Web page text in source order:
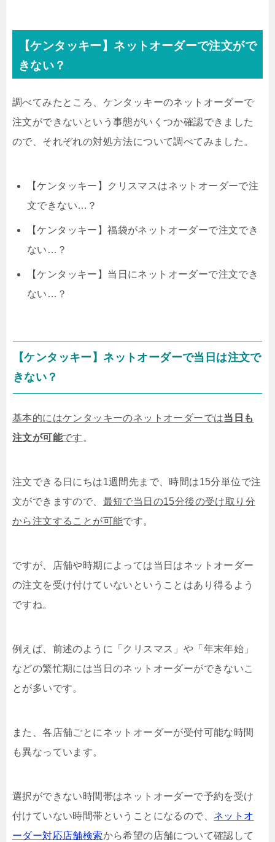
【ケンタッキー】ネットオーダーで注文がで
きない？
調べてみたところ、ケンタッキーのネットオーダーで
注文ができないという事態がいくつか確認できました
ので、それぞれの対処方法について調べてみました。
【ケンタッキー】クリスマスはネットオーダーで注
文できない…？
【ケンタッキー】福袋がネットオーダーで注文でき
ない…？
【ケンタッキー】当日にネットオーダーで注文でき
ない…？
【ケンタッキー】ネットオーダーで当日は注文で
きない？
基本的にはケンタッキーのネットオーダーでは当日も
注文が可能です。
注文できる日にちは1週間先まで、時間は15分単位で注
文ができますので、 最短で当日の15分後の受け取り分
から注文することが可能です。
ですが、店舗や時期によっては当日はネットオーダー
の注文を受け付けていないということはあり得るよう
ですね。
例えば、前述のように「クリスマス」や「年末年始」
などの繁忙期には当日のネットオーダーができないこ
とが多いです。
また、各店舗ごとにネットオーダーが受付可能な時間
も異なっています。
選択ができない時間帯はネットオーダーで予約を受け
付けていない時間帯ということになるので、 ネットオ
ーダー対応店舗検索から希望の店舗について確認して